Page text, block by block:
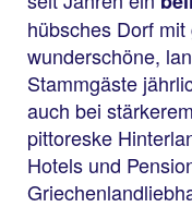
hübsches Dorf
wunderschöne,
Stammgäste
auch bei
pittoreske
Hotels und